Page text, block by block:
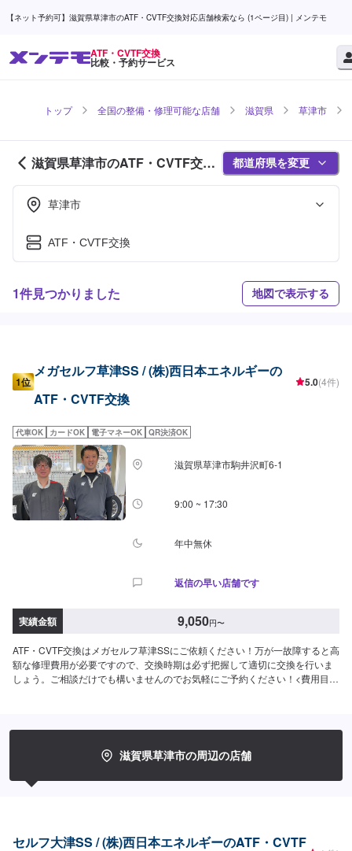
【ネット予約可】滋賀県草津市のATF・CVTF交換対応店舗検索なら (1ページ目) | メンテモ
ATF・CVTF交換
比較・予約サービス
トップ 全国の整備・修理可能な店舗 滋賀県 草津市
滋賀県草津市のATF・CVTF交換
対応店舗紹介 (1ページ目)
都道府県を変更
草津市
ATF・CVTF交換
1件見つかりました 地図で表示する
1位
メガセルフ草津SS / (株)西日本エネルギーの
ATF・CVTF交換
5.0(4件)
代車OK カードOK 電子マネーOK QR決済OK
滋賀県草津市駒井沢町6-1
9:00 ~ 17:30
年中無休
返信の早い店舗です
実績金額 9,050円〜
ATF・CVTF交換はメガセルフ草津SSにご依頼ください！万が一故障すると高
額な修理費用が必要ですので、交換時期は必ず把握して適切に交換を行いま
しょう。ご相談だけでも構いませんのでお気軽にご予約ください！<費用目安
滋賀県草津市の周辺の店舗
セルフ大津SS / (株)西日本エネルギーのATF・CVTF